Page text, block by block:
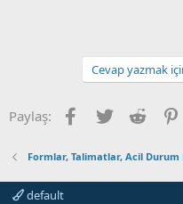
Cevap yazmak
Paylaş: Facebook
Twitter Reddit
Formlar, Talimatlar, Acil Durum
default